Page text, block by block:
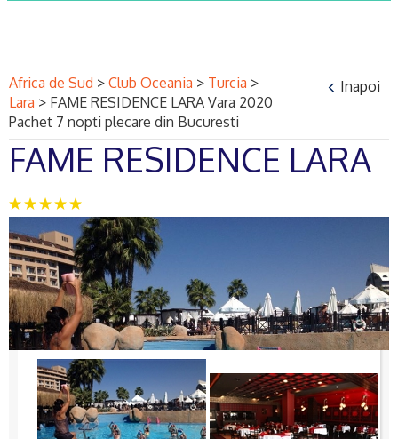
Africa de Sud > Club Oceania > Turcia >
Lara > FAME RESIDENCE LARA Vara 2020
Pachet 7 nopti plecare din Bucuresti
Inapoi
FAME RESIDENCE LARA